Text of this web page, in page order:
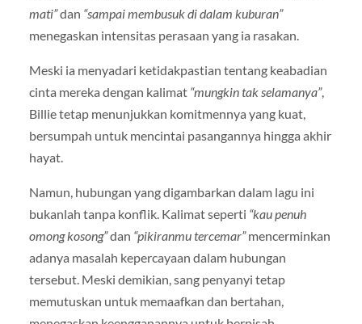
mati”dan “sampai membusuk di dalam kuburan”
menegaskan intensitas perasaan yang ia rasakan.
Meski ia menyadari ketidakpastian tentang keabadian
cinta mereka dengan kalimat “mungkin tak selamanya”,
Billie tetap menunjukkan komitmennya yang kuat,
bersumpah untuk mencintai pasangannya hingga akhir
hayat.
Namun, hubungan yang digambarkan dalam lagu ini
bukanlah tanpa konflik. Kalimat seperti “kau penuh
omong kosong”dan “pikiranmu tercemar”mencerminkan
adanya masalah kepercayaan dalam hubungan
tersebut. Meski demikian, sang penyanyi tetap
memutuskan untuk memaafkan dan bertahan,